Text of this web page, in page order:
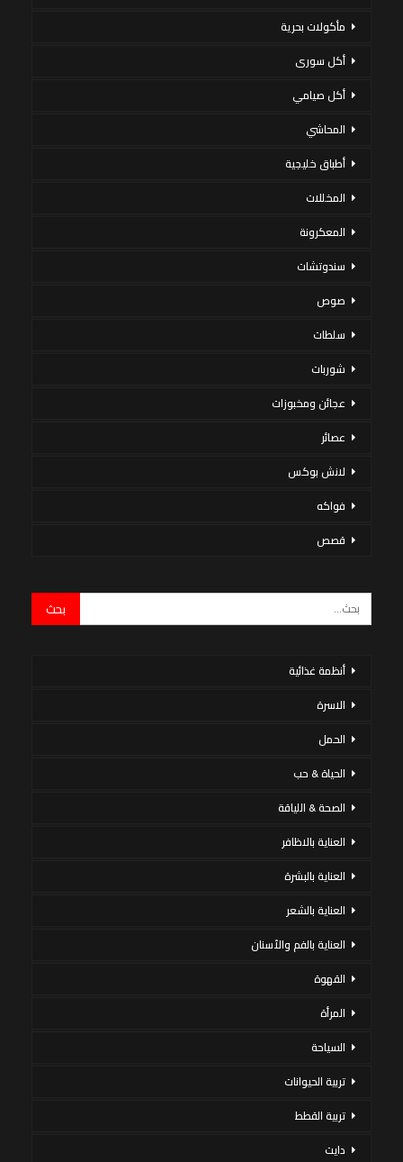
مأكولات بحرية
أكل سورى
أكل صيامي
المحاشي
أطباق خليجية
المخللات
المعكرونة
سندوتشات
صوص
سلطات
شوربات
عجائن ومخبوزات
عصائر
لانش بوكس
فواكه
قصص
أنظمة غذائية
الاسرة
الحمل
الحياة & حب
الصحة & اللياقة
العناية بالاظافر
العناية بالبشرة
العناية بالشعر
العناية بالفم والأسنان
القهوة
المرأة
السياحة
تربية الحيوانات
تربية القطط
دايت